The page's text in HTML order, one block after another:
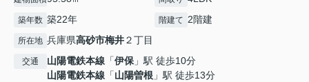
築年数 築22年 階建て 2階建
所在地 兵庫県高砂市梅井２丁目
交通 山陽電鉄本線 「伊保」駅 徒歩10分
山陽電鉄本線 「山陽曽根 」駅 徒歩13分